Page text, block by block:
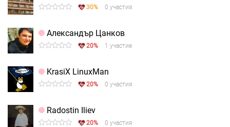
30% 0 участия
Александър Цанков
20% 1 участие
KrasiX LinuxMan
20% 0 участия
Radostin Iliev
20% 0 участия